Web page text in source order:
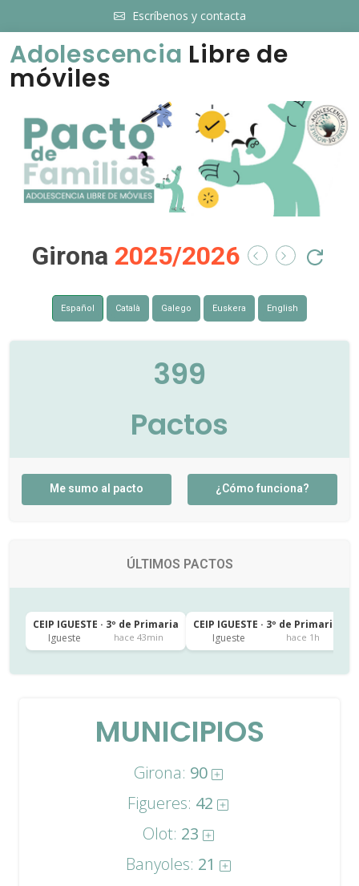
Escríbenos y contacta
Adolescencia Libre de
móviles
Girona 2025/2026
Español Català Galego Euskera English
399
Pactos
Me sumo al pacto ¿Cómo funciona?
ÚLTIMOS PACTOS
CEIP IGUESTE · 3º de Primaria
Igueste
hace 43min
CEIP IGUESTE · 3º de Primaria
Igueste
hace 1h
MUNICIPIOS
Girona: 90
Figueres: 42
Olot: 23
Banyoles: 21